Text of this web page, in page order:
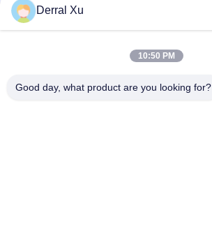
Derral Xu
10:50 PM
Good day, what product are you looking for?